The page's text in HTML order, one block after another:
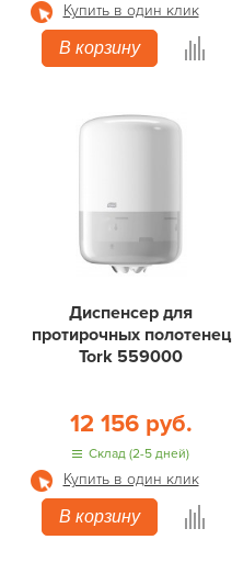
Купить в один клик
В корзину
Диспенсер для
протирочных полотенец
Tork 559000
12 156 руб.
Склад (2-5 дней)
Купить в один клик
В корзину